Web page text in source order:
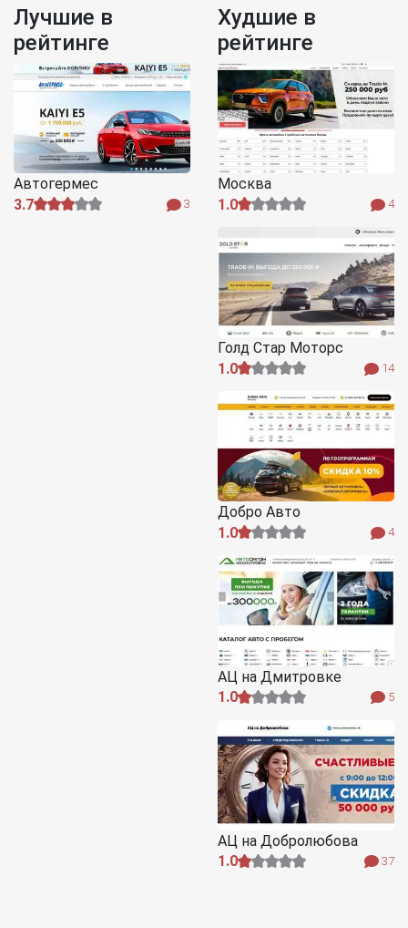
Лучшие в
рейтинге
Автогермес
3.7
3
Худшие в
рейтинге
Москва
1.0
4
Голд Стар Моторс
1.0
14
Добро Авто
1.0
4
АЦ на Дмитровке
1.0
5
АЦ на Добролюбова
1.0
37